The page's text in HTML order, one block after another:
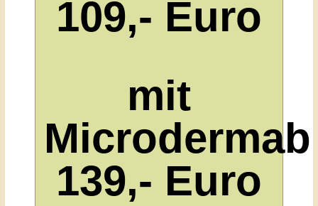
109,- Euro
mit
139,- Euro